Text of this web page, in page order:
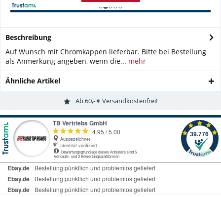
Beschreibung
Auf Wunsch mit Chromkappen lieferbar. Bitte bei Bestellung
als Anmerkung angeben, wenn die... mehr
Ähnliche Artikel
Ab 60,- € Versandkostenfrei!